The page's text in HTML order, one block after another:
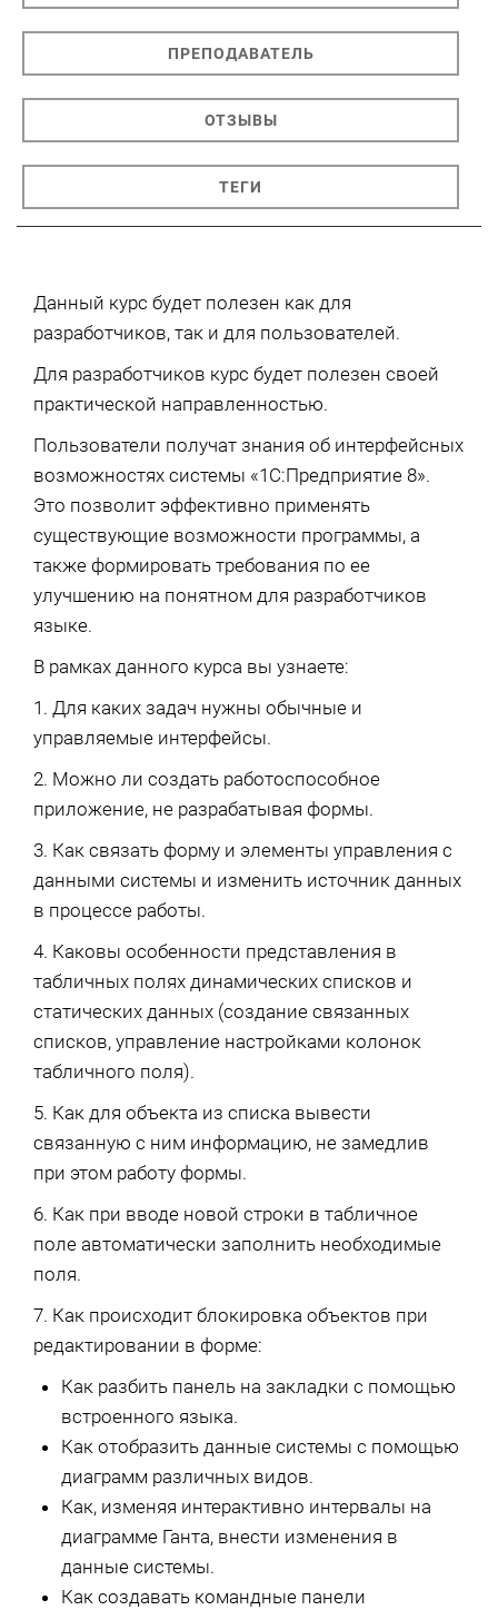
ПРЕПОДАВАТЕЛЬ
ОТЗЫВЫ
ТЕГИ
Данный курс будет полезен как для
разработчиков, так и для пользователей.
Для разработчиков курс будет полезен своей
практической направленностью.
Пользователи получат знания об интерфейсных
возможностях системы «1С:Предприятие 8».
Это позволит эффективно применять
существующие возможности программы, а
также формировать требования по ее
улучшению на понятном для разработчиков
языке.
В рамках данного курса вы узнаете:
1. Для каких задач нужны обычные и
управляемые интерфейсы.
2. Можно ли создать работоспособное
приложение, не разрабатывая формы.
3. Как связать форму и элементы управления с
данными системы и изменить источник данных
в процессе работы.
4. Каковы особенности представления в
табличных полях динамических списков и
статических данных (создание связанных
списков, управление настройками колонок
табличного поля).
5. Как для объекта из списка вывести
связанную с ним информацию, не замедлив
при этом работу формы.
6. Как при вводе новой строки в табличное
поле автоматически заполнить необходимые
поля.
7. Как происходит блокировка объектов при
редактировании в форме:
Как разбить панель на закладки с помощью
встроенного языка.
Как отобразить данные системы с помощью
диаграмм различных видов.
Как, изменяя интерактивно интервалы на
диаграмме Ганта, внести изменения в
данные системы.
Как создавать командные панели